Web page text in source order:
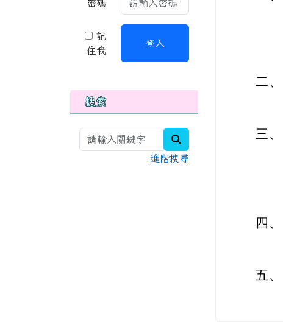
密碼
記
住我
登入
搜索
進階搜尋
二、
三、
四、
五、